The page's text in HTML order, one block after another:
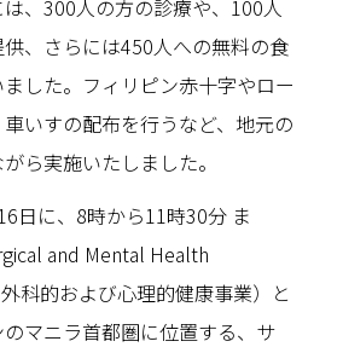
、300人の方の診療や、100人
、さらには450人への無料の食
した。フィリピン赤十字やロー
いすの配布を行うなど、地元の
ら実施いたしました。
日に、8時から11時30分 ま
and Mental Health
科的および心理的健康事業）と
マニラ首都圏に位置する、サ